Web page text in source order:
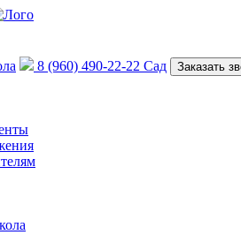
8 (960) 490-22-22 Сад Заказать